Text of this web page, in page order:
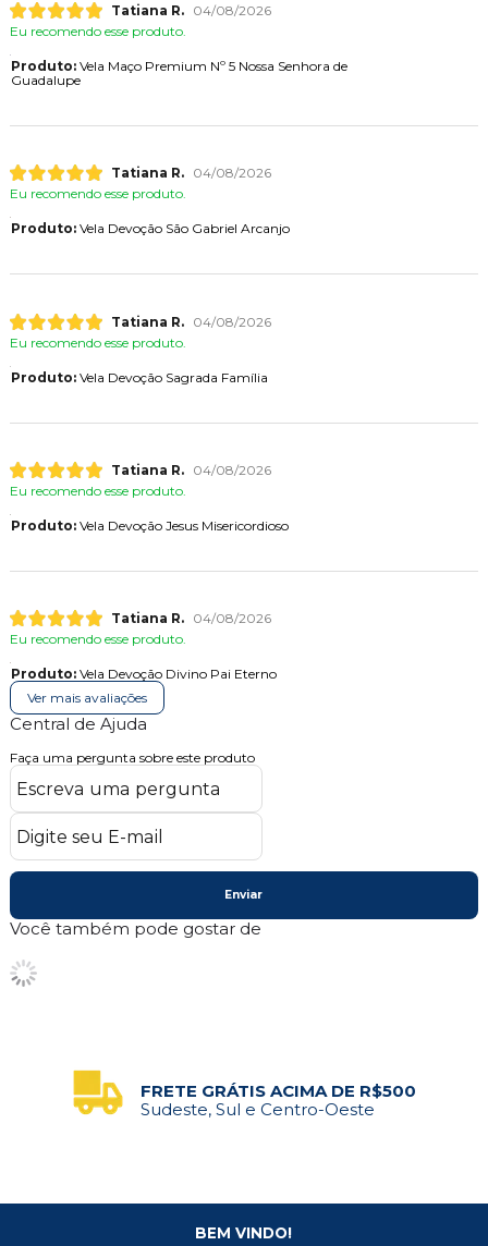
Tatiana R.
04/08/2026
Eu recomendo esse produto.
Produto:Vela Maço Premium Nº 5 Nossa Senhora de
Guadalupe
Tatiana R.
04/08/2026
Eu recomendo esse produto.
Produto:Vela Devoção São Gabriel Arcanjo
Tatiana R.
04/08/2026
Eu recomendo esse produto.
Produto:Vela Devoção Sagrada Família
Tatiana R.
04/08/2026
Eu recomendo esse produto.
Produto:Vela Devoção Jesus Misericordioso
Tatiana R.
04/08/2026
Eu recomendo esse produto.
Produto:Vela Devoção Divino Pai Eterno
Ver mais avaliações
Central de Ajuda
Faça uma pergunta sobre este produto
Enviar
Você também pode gostar de
FRETE GRÁTIS ACIMA DE R$500
Sudeste, Sul e Centro-Oeste
BEM VINDO!